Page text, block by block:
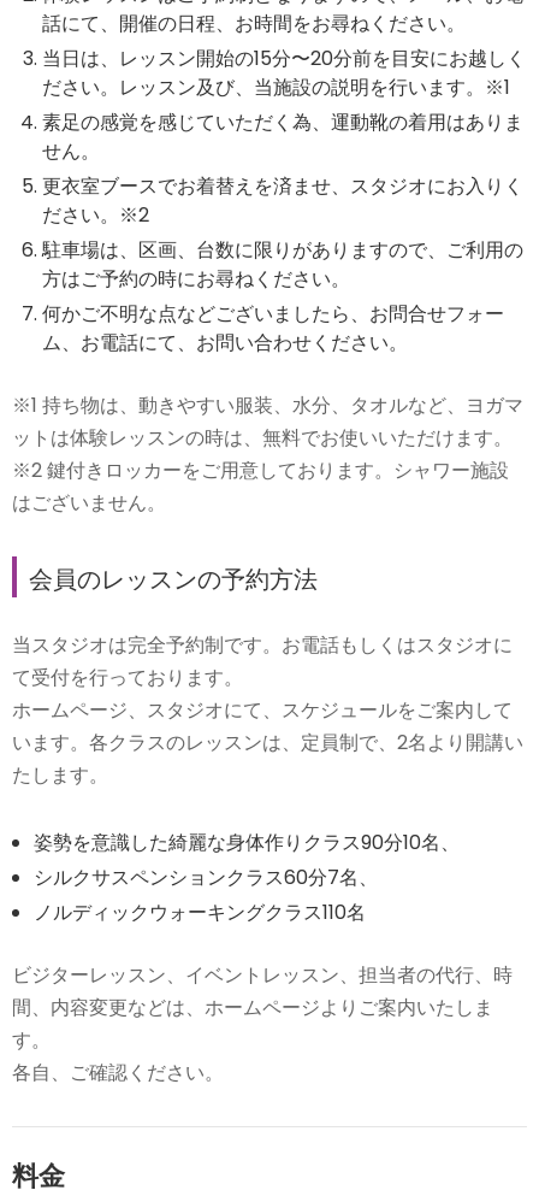
話にて、開催の日程、お時間をお尋ねください。
当日は、レッスン開始の15分〜20分前を目安にお越しく
ださい。レッスン及び、当施設の説明を行います。※1
素足の感覚を感じていただく為、運動靴の着用はありま
せん。
更衣室ブースでお着替えを済ませ、スタジオにお入りく
ださい。※2
駐車場は、区画、台数に限りがありますので、ご利用の
方はご予約の時にお尋ねください。
何かご不明な点などございましたら、お問合せフォー
ム、お電話にて、お問い合わせください。
※1 持ち物は、動きやすい服装、水分、タオルなど、ヨガマ
ットは体験レッスンの時は、無料でお使いいただけます。
※2 鍵付きロッカーをご用意しております。シャワー施設
はございません。
会員のレッスンの予約方法
当スタジオは完全予約制です。お電話もしくはスタジオに
て受付を行っております。
ホームページ、スタジオにて、スケジュールをご案内して
います。各クラスのレッスンは、定員制で、2名より開講い
たします。
姿勢を意識した綺麗な身体作りクラス90分10名、
シルクサスペンションクラス60分7名、
ノルディックウォーキングクラス110名
ビジターレッスン、イベントレッスン、担当者の代行、時
間、内容変更などは、ホームページよりご案内いたしま
す。
各自、ご確認ください。
料金